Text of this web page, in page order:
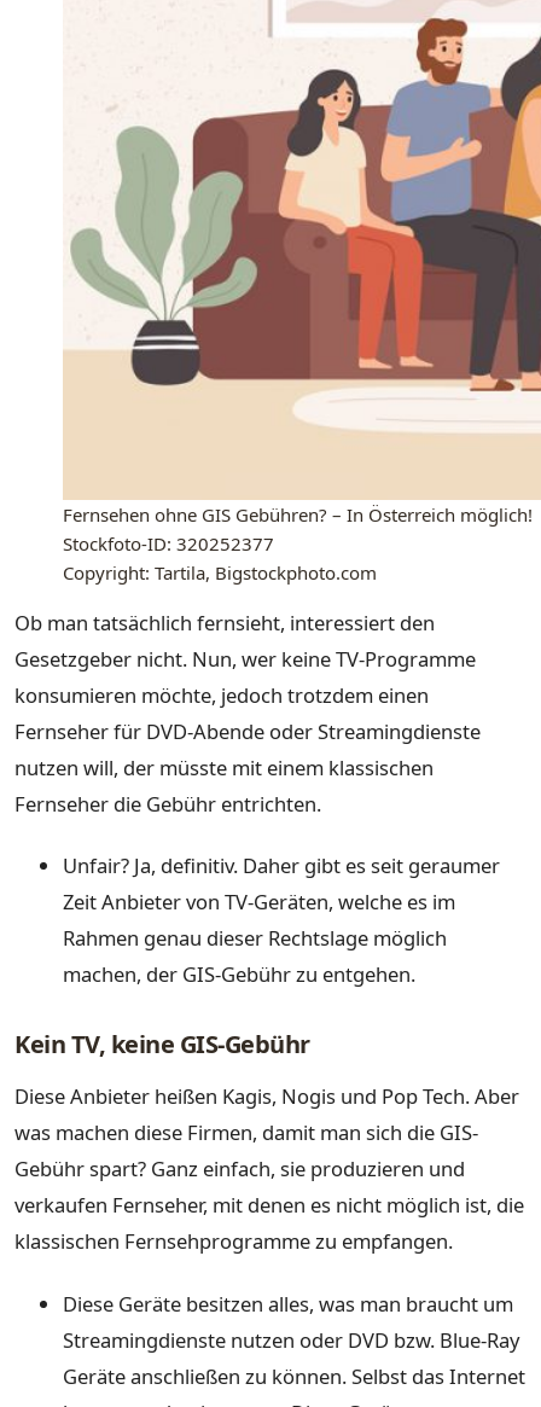
Fernsehen ohne GIS Gebühren? – In Österreich möglich!
Stockfoto-ID: 320252377
Copyright: Tartila, Bigstockphoto.com
Ob man tatsächlich fernsieht, interessiert den
Gesetzgeber nicht. Nun, wer keine TV-Programme
konsumieren möchte, jedoch trotzdem einen
Fernseher für DVD-Abende oder Streamingdienste
nutzen will, der müsste mit einem klassischen
Fernseher die Gebühr entrichten.
Unfair? Ja, definitiv. Daher gibt es seit geraumer
Zeit Anbieter von TV-Geräten, welche es im
Rahmen genau dieser Rechtslage möglich
machen, der GIS-Gebühr zu entgehen.
Kein TV, keine GIS-Gebühr
Diese Anbieter heißen Kagis, Nogis und Pop Tech. Aber
was machen diese Firmen, damit man sich die GIS-
Gebühr spart? Ganz einfach, sie produzieren und
verkaufen Fernseher, mit denen es nicht möglich ist, die
klassischen Fernsehprogramme zu empfangen.
Diese Geräte besitzen alles, was man braucht um
Streamingdienste nutzen oder DVD bzw. Blue-Ray
Geräte anschließen zu können. Selbst das Internet